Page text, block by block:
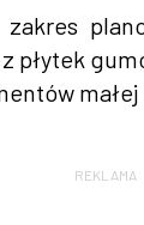
płytek
REKLAMA